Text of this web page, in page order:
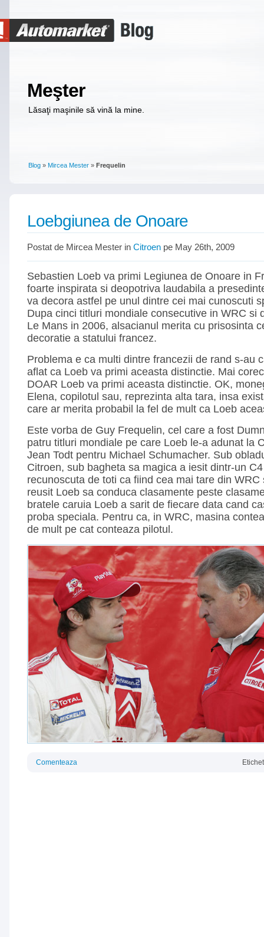
Meşter
Lăsaţi maşinile să vină la mine.
Blog » Mircea Mester » Frequelin
Loebgiunea de Onoare
Postat de Mircea Mester in Citroen pe May 26th, 2009
Sebastien Loeb va primi Legiunea de Onoare in
foarte inspirata si deopotriva laudabila a
va decora astfel pe unul dintre cei mai cunoscuti
Dupa cinci titluri mondiale consecutive in WRC si
Le Mans in 2006, alsacianul merita cu prisosinta
decoratie a statului francez.
Problema e ca multi dintre francezii de rand s-au
aflat ca Loeb va primi aceasta distinctie. Mai
DOAR Loeb va primi aceasta distinctie. OK,
Elena, copilotul sau, reprezinta alta tara, insa
care ar merita probabil la fel de mult ca Loeb
Este vorba de Guy Frequelin, cel care a fost
patru titluri mondiale pe care Loeb le-a adunat la
Jean Todt pentru Michael Schumacher. Sub
Citroen, sub bagheta sa magica a iesit dintr-un
recunoscuta de toti ca fiind cea mai tare din
reusit Loeb sa conduca clasamente peste
bratele caruia Loeb a sarit de fiecare data cand
proba speciala. Pentru ca, in WRC, masina
de mult pe cat conteaza pilotul.
Comenteaza